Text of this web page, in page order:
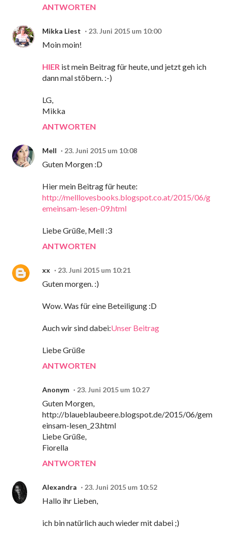
ANTWORTEN
Mikka Liest 23. Juni 2015 um 10:00
Moin moin!
HIER ist mein Beitrag für heute, und jetzt geh ich
dann mal stöbern. :-)
LG,
Mikka
ANTWORTEN
Mell 23. Juni 2015 um 10:08
Guten Morgen :D
Hier mein Beitrag für heute:
http://melllovesbooks.blogspot.co.at/2015/06/g
emeinsam-lesen-09.html
Liebe Grüße, Mell :3
ANTWORTEN
xx 23. Juni 2015 um 10:21
Guten morgen. :)
Wow. Was für eine Beteiligung :D
Auch wir sind dabei:Unser Beitrag
Liebe Grüße
ANTWORTEN
Anonym 23. Juni 2015 um 10:27
Guten Morgen,
http://blaueblaubeere.blogspot.de/2015/06/gem
einsam-lesen_23.html
Liebe Grüße,
Fiorella
ANTWORTEN
Alexandra 23. Juni 2015 um 10:52
Hallo ihr Lieben,
ich bin natürlich auch wieder mit dabei ;)